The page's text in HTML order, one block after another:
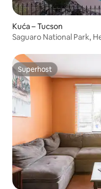
Kuća – Tucson
Saguaro National Park,
Superhost
Superhost